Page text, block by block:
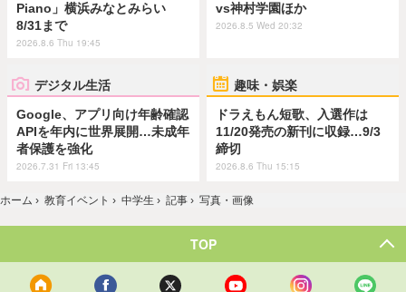
Piano」横浜みなとみらい
8/31まで
2026.8.6 Thu 19:45
vs神村学園ほか
2026.8.5 Wed 20:32
デジタル生活
Google、アプリ向け年齢確認
APIを年内に世界展開…未成年
者保護を強化
2026.7.31 Fri 13:45
趣味・娯楽
ドラえもん短歌、入選作は
11/20発売の新刊に収録…9/3
締切
2026.8.6 Thu 15:15
ホーム › 教育イベント › 中学生 › 記事 › 写真・画像
TOP